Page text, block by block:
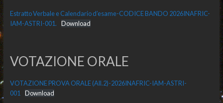
Estratto Verbale e Calendario d’esame-CODICE BANDO 2026INAFRIC-
IAM-ASTRI-001.
Download
VOTAZIONE ORALE
VOTAZIONE PROVA ORALE (All.2)-2026INAFRIC-IAM-ASTRI-
001
Download